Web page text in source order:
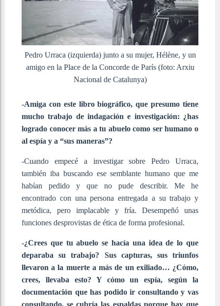
Pedro Urraca (izquierda) junto a su mujer, Hélène, y un
amigo en la Place de la Concorde de París (foto: Arxiu
Nacional de Catalunya)
-Amiga con este libro biográfico, que presumo tiene
mucho trabajo de indagación e investigación: ¿has
logrado conocer más a tu abuelo como ser humano o
al espía y a “sus maneras”?
-Cuando empecé a investigar sobre Pedro Urraca,
también iba buscando ese semblante humano que me
habían pedido y que no pude describir. Me he
encontrado con una persona entregada a su trabajo y
metódica, pero implacable y fría. Desempeñó unas
funciones desprovistas de ética de forma profesional.
-¿Crees que tu abuelo se hacía una idea de lo que
deparaba su trabajo? Sus capturas, sus triunfos
llevaron a la muerte a más de un exiliado… ¿Cómo,
crees, llevaba esto? Y cómo un espía, según la
documentación que has podido ir consultando y vas